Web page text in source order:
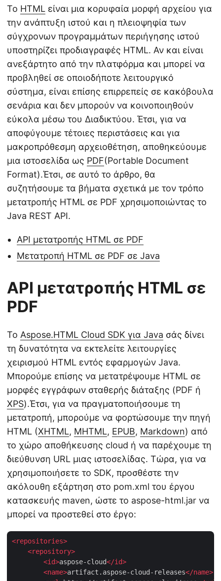
Το HTML είναι μια κορυφαία μορφή αρχείου για
την ανάπτυξη ιστού και η πλειοψηφία των
σύγχρονων προγραμμάτων περιήγησης ιστού
υποστηρίζει προδιαγραφές HTML. Αν και είναι
ανεξάρτητο από την πλατφόρμα και μπορεί να
προβληθεί σε οποιοδήποτε λειτουργικό
σύστημα, είναι επίσης επιρρεπείς σε κακόβουλα
σενάρια και δεν μπορούν να κοινοποιηθούν
εύκολα μέσω του Διαδικτύου. Έτσι, για να
αποφύγουμε τέτοιες περιστάσεις και για
μακροπρόθεσμη αρχειοθέτηση, αποθηκεύουμε
μια ιστοσελίδα ως PDF(Portable Document
Format).Έτσι, σε αυτό το άρθρο, θα
συζητήσουμε τα βήματα σχετικά με τον τρόπο
μετατροπής HTML σε PDF χρησιμοποιώντας το
Java REST API.
API μετατροπής HTML σε PDF
Μετατροπή HTML σε PDF σε Java
API μετατροπής HTML σε
PDF
Το Aspose.HTML Cloud SDK για Java σάς δίνει
τη δυνατότητα να εκτελείτε λειτουργίες
χειρισμού HTML εντός εφαρμογών Java.
Μπορούμε επίσης να μετατρέψουμε HTML σε
μορφές εγγράφων σταθερής διάταξης (PDF ή
XPS).Έτσι, για να πραγματοποιήσουμε τη
μετατροπή, μπορούμε να φορτώσουμε την πηγή
HTML (XHTML, MHTML, EPUB, Markdown) από
το χώρο αποθήκευσης cloud ή να παρέχουμε τη
διεύθυνση URL μιας ιστοσελίδας. Τώρα, για να
χρησιμοποιήσετε το SDK, προσθέστε την
ακόλουθη εξάρτηση στο pom.xml του έργου
κατασκευής maven, ώστε το aspose-html.jar να
μπορεί να προστεθεί στο έργο:
<repositories>
<repository>
<id>aspose-cloud</id>
<name>artifact.aspose-cloud-releases</name>